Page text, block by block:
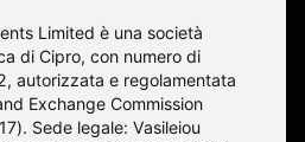
Limited è una società
di Cipro, con numero di
autorizzata e regolamentata
Exchange Commission
Sede legale: Vasileiou